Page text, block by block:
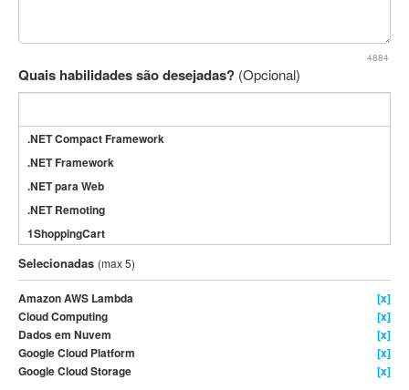
4884
Quais habilidades são desejadas? (Opcional)
.NET Compact Framework
.NET Framework
.NET para Web
.NET Remoting
1ShoppingCart
3DS Max
3GSM
4D Dimension
802.11
A&P
A-GPS
Selecionadas (max 5)
Amazon AWS Lambda
[x]
Cloud Computing
[x]
Dados em Nuvem
[x]
Google Cloud Platform
[x]
Google Cloud Storage
[x]